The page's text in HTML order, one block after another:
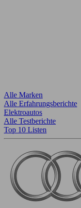
Alle Marken
Alle Erfahrungsberichte
Elektroautos
Alle Testberichte
Top 10 Listen